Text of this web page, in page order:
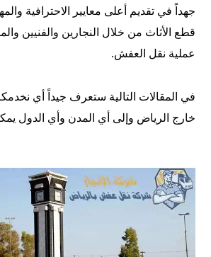
جهداً في تقديم أعلى معايير الاحترافية
قطع الأثاث من خلال النجارين والفنيين
عملية نقل العفش.
في المقالات التالية ستعرف جيداً أي
خارج الرياض وإلى أي المدن وأي الدول